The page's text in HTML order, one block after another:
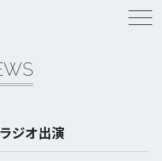
ジオ出演